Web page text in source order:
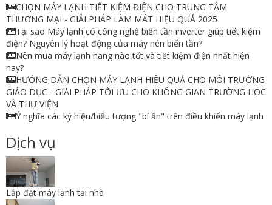
CHỌN MÁY LẠNH TIẾT KIỆM ĐIỆN CHO TRUNG TÂM
THƯƠNG MẠI - GIẢI PHÁP LÀM MÁT HIỆU QUẢ 2025
Tại sao Máy lạnh có công nghệ biến tần inverter giúp tiết kiệm
điện? Nguyên lý hoạt động của máy nén biến tần?
Nên mua máy lạnh hãng nào tốt và tiết kiệm điện nhất hiện
nay?
HƯỚNG DẪN CHỌN MÁY LẠNH HIỆU QUẢ CHO MÔI TRƯỜNG
GIÁO DỤC - GIẢI PHÁP TỐI ƯU CHO KHÔNG GIAN TRƯỜNG HỌC
VÀ THƯ VIỆN
Ý nghĩa các ký hiệu/biểu tượng "bí ẩn" trên điều khiển máy lạnh
Dịch vụ
Lắp đặt máy lạnh tại nhà